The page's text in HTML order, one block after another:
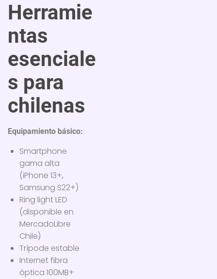
Herramie
ntas
esenciale
s para
chilenas
Equipamiento básico:
Smartphone
gama alta
(iPhone 13+,
Samsung S22+)
Ring light LED
(disponible en
MercadoLibre
Chile)
Trípode estable
Internet fibra
óptica 100MB+